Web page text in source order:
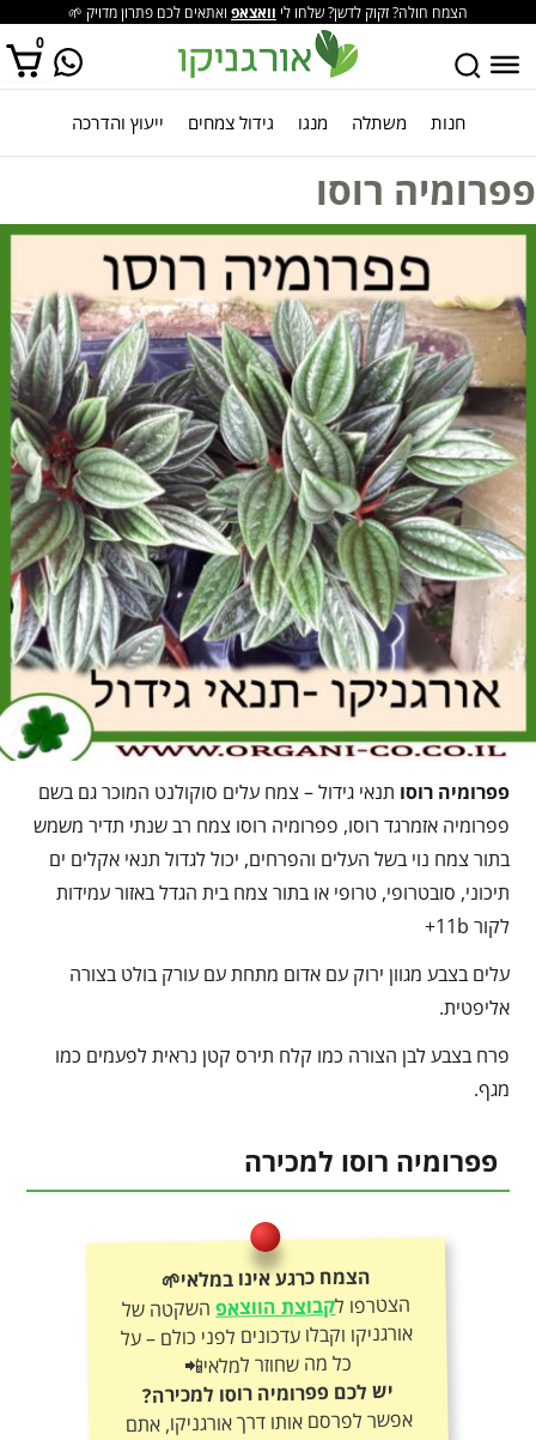
הצמח חולה? זקוק לדשן? שלחו לי וואצאפ ואתאים לכם פתרון מדויק 🌱
0
אין מוצרים בסל הקניות. חנות משתלה מנגו גידול צמחים ייעוץ והדרכה
פפרומיה רוסו
פפרומיה רוסו תנאי גידול – צמח עלים סוקולנט המוכר גם בשם
פפרומיה אזמרגד רוסו, פפרומיה רוסו צמח רב שנתי תדיר משמש
בתור צמח נוי בשל העלים והפרחים, יכול לגדול תנאי אקלים ים
תיכוני, סובטרופי, טרופי או בתור צמח בית הגדל באזור עמידות
לקור 11b+
עלים בצבע מגוון ירוק עם אדום מתחת עם עורק בולט בצורה
אליפטית.
פרח בצבע לבן הצורה כמו קלח תירס קטן נראית לפעמים כמו
מגף.
פפרומיה רוסו למכירה
הצמח כרגע אינו במלאי🌱
הצטרפו לקבוצת הווצאפהשקטה של
אורגניקו וקבלו עדכונים לפני כולם – על
כל מה שחוזר למלאי📲
יש לכם פפרומיה רוסו למכירה?
אפשר לפרסם אותו דרך אורגניקו, אתם
קובעים את המחיר ואנחנו נעזור בפרסום